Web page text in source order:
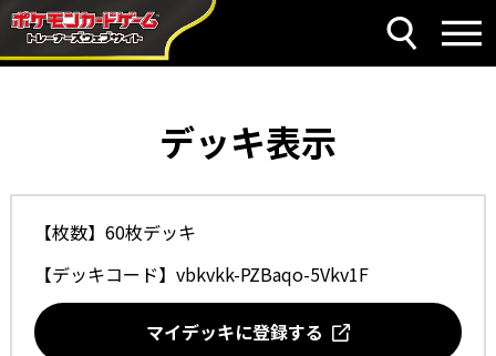
デッキ表示
【枚数】60枚デッキ
【デッキコード】 vbkvkk-PZBaqo-5Vkv1F
マイデッキに登録する